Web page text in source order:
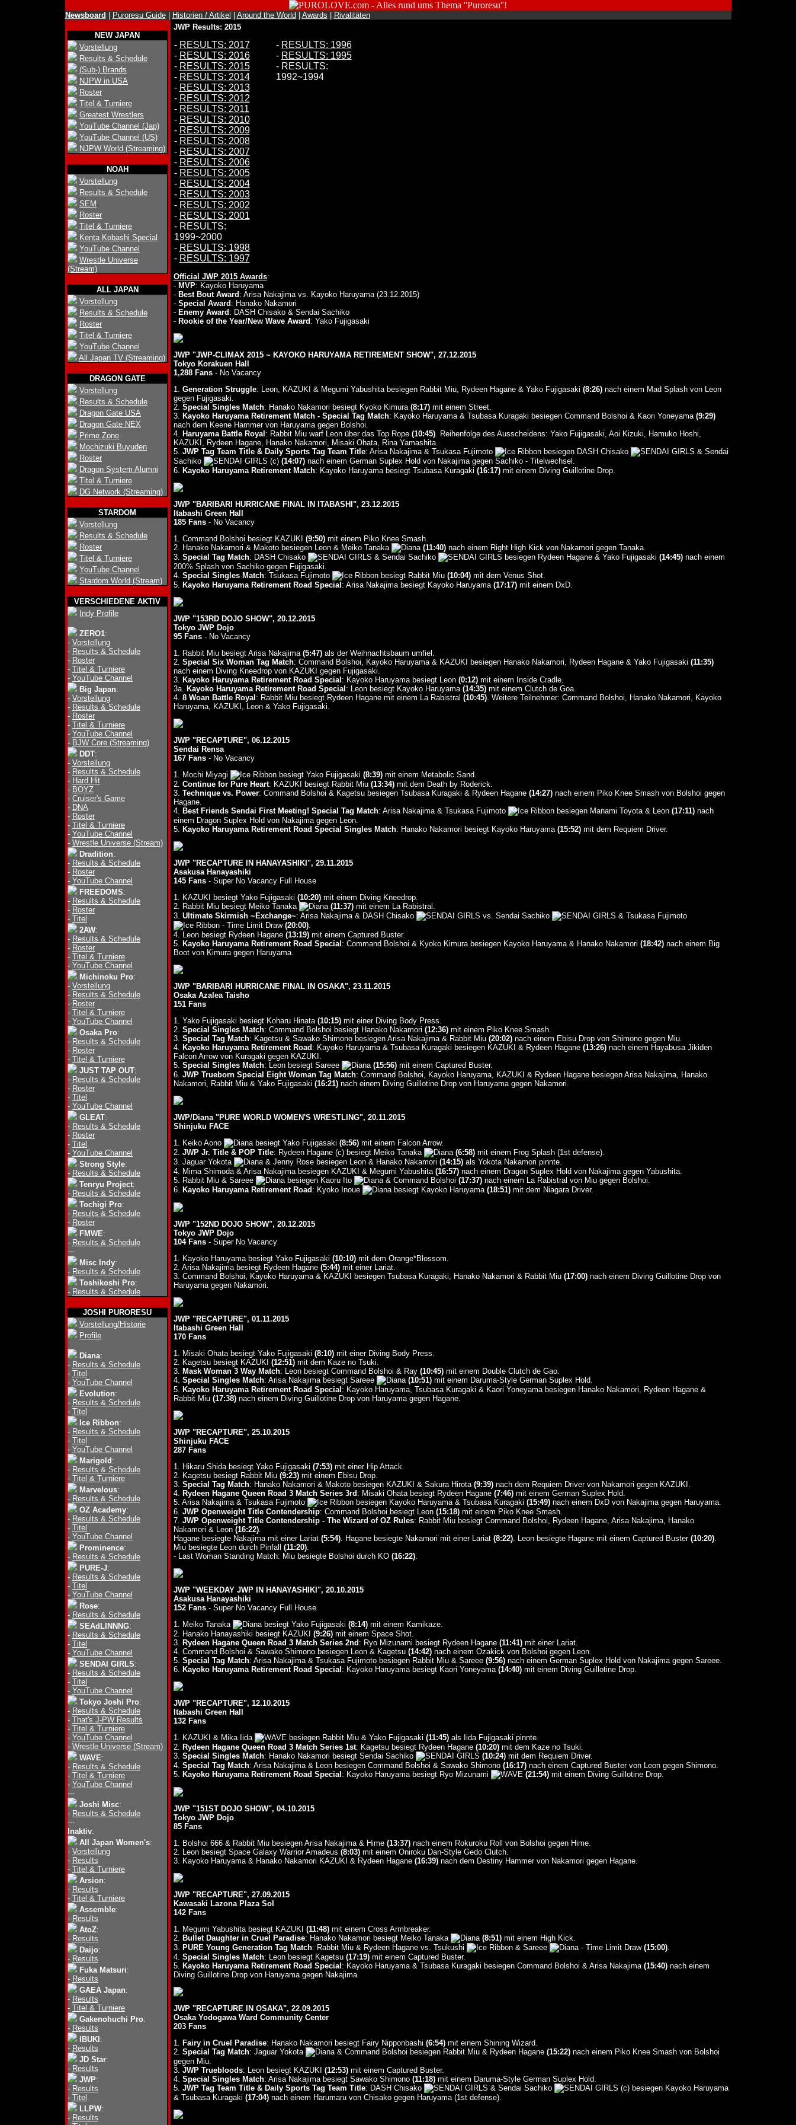
Newsboard Puroresu Guide| Historien / Artikel Around the World Awards Rivalitäten
NEW JAPAN
Vorstellung
Results & Schedule
(Sub-) Brands
NJPW in USA
Roster
Titel & Turniere
Greatest Wrestlers
YouTube Channel (Jap)
YouTube Channel (US)
NJPW World (Streaming)
NOAH
Vorstellung
Results & Schedule
SEM
Roster
Titel & Turniere
Kenta Kobashi Special
YouTube Channel
Wrestle Universe
(Stream)
ALL JAPAN
Vorstellung
Results & Schedule
Roster
Titel & Turniere
YouTube Channel
All Japan TV (Streaming)
DRAGON GATE
Vorstellung
Results & Schedule
Dragon Gate USA
Dragon Gate NEX
Prime Zone
Mochizuki Buyuden
Roster
Dragon System Alumni
Titel & Turniere
DG Network (Streaming)
STARDOM
Vorstellung
Results & Schedule
Roster
Titel & Turniere
YouTube Channel
Stardom World (Stream)
VERSCHIEDENE AKTIV
Indy Profile
ZERO1:
- Vorstellung
- Results & Schedule
- Roster
- Titel & Turniere
- YouTube Channel
Big Japan:
- Vorstellung
- Results & Schedule
- Roster
- Titel & Turniere
- YouTube Channel
- BJW Core (Streaming)
DDT:
- Vorstellung
- Results & Schedule
- Hard Hit
- BOYZ
- Cruiser's Game
- DNA
- Roster
- Titel & Turniere
- YouTube Channel
- Wrestle Universe (Stream)
Dradition:
- Results & Schedule
- Roster
- YouTube Channel
FREEDOMS:
- Results & Schedule
- Roster
- Titel
2AW:
- Results & Schedule
- Roster
- Titel & Turniere
- YouTube Channel
Michinoku Pro:
- Vorstellung
- Results & Schedule
- Roster
- Titel & Turniere
- YouTube Channel
Osaka Pro:
- Results & Schedule
- Roster
- Titel & Turniere
JUST TAP OUT:
- Results & Schedule
- Roster
- Titel
- YouTube Channel
GLEAT:
- Results & Schedule
- Roster
- Titel
- YouTube Channel
Strong Style:
- Results & Schedule
Tenryu Project:
- Results & Schedule
Tochigi Pro:
- Results & Schedule
- Roster
FMWE:
- Results & Schedule
---
Misc Indy:
- Results & Schedule
Toshikoshi Pro:
- Results & Schedule
JOSHI PURORESU
Vorstellung/Historie
Profile
Diana:
- Results & Schedule
- Titel
- YouTube Channel
Evolution:
- Results & Schedule
- Titel
Ice Ribbon:
- Results & Schedule
- Titel
- YouTube Channel
Marigold :
- Results & Schedule
- Titel & Turniere
Marvelous:
- Results & Schedule
OZ Academy:
- Results & Schedule
- Titel
- YouTube Channel
Prominence:
- Results & Schedule
PURE-J:
- Results & Schedule
- Titel
- YouTube Channel
Rose:
- Results & Schedule
SEAdLINNNG:
- Results & Schedule
- Titel
- YouTube Channel
SENDAI GIRLS:
- Results & Schedule
- Titel
- YouTube Channel
Tokyo Joshi Pro:
- Results & Schedule
- That's J-PW Results
- Titel & Turniere
- YouTube Channel
- Wrestle Universe (Stream)
WAVE:
- Results & Schedule
- Titel & Turniere
- YouTube Channel
---
Joshi Misc:
- Results & Schedule
---
Inaktiv:
All Japan Women's:
- Vorstellung
- Results
- Titel & Turniere
Arsion:
- Results
- Titel & Turniere
Assemble:
- Results
AtoZ:
- Results
Daijo:
- Results
Fuka Matsuri:
- Results
GAEA Japan:
- Results
- Titel & Turniere
Gakenohuchi Pro:
- Results
IBUKI :
- Results
JD Star:
- Results
JWP:
- Results
- Titel
LLPW:
- Results
JWP Results: 2015
- RESULTS: 2017
- RESULTS: 2016
- RESULTS: 2015
- RESULTS: 2014
- RESULTS: 2013
- RESULTS: 2012
- RESULTS: 2011
- RESULTS: 2010
- RESULTS: 2009
- RESULTS: 2008
- RESULTS: 2007
- RESULTS: 2006
- RESULTS: 2005
- RESULTS: 2004
- RESULTS: 2003
- RESULTS: 2002
- RESULTS: 2001
- RESULTS:
1999~2000
- RESULTS: 1998
- RESULTS: 1997
- RESULTS: 1996
- RESULTS: 1995
- RESULTS:
1992~1994
Official JWP 2015 Awards:
- MVP: Kayoko Haruyama
- Best Bout Award : Arisa Nakajima vs. Kayoko Haruyama (23.12.2015)
- Special Award : Hanako Nakamori
- Enemy Award : DASH Chisako & Sendai Sachiko
- Rookie of the Year/New Wave Award : Yako Fujigasaki
JWP "JWP-CLIMAX 2015 ~ KAYOKO HARUYAMA RETIREMENT SHOW", 27.12.2015
Tokyo Korakuen Hall
1,288 Fans- No Vacancy
1. Generation Struggle: Leon, KAZUKI & Megumi Yabushita besiegen Rabbit Miu, Rydeen Hagane & Yako Fujigasaki (8:26)nach einem Mad Splash von Leon
gegen Fujigasaki.
2. Special Singles Match: Hanako Nakamori besiegt Kyoko Kimura (8:17)mit einem Street.
3. Kayoko Haruyama Retirement Match - Special Tag Match: Kayoko Haruyama & Tsubasa Kuragaki besiegen Command Bolshoi & Kaori Yoneyama (9:29)
nach dem Keene Hammer von Haruyama gegen Bolshoi.
4. Haruyama Battle Royal : Rabbit Miu warf Leon über das Top Rope (10:45). Reihenfolge des Ausscheidens: Yako Fujigasaki, Aoi Kizuki, Hamuko Hoshi,
KAZUKI, Rydeen Hagane, Hanako Nakamori, Misaki Ohata, Rina Yamashita.
5. JWP Tag Team Title & Daily Sports Tag Team Title: Arisa Nakajima & Tsukasa Fujimoto besiegen DASH Chisako
& Sendai
Sachiko
(c) (14:07)nach einem German Suplex Hold von Nakajima gegen Sachiko - Titelwechsel.
6. Kayoko Haruyama Retirement Match: Kayoko Haruyama besiegt Tsubasa Kuragaki (16:17)mit einem Diving Guillotine Drop.
JWP "BARIBARI HURRICANE FINAL IN ITABASHI", 23.12.2015
Itabashi Green Hall
185 Fans- No Vacancy
1. Command Bolshoi besiegt KAZUKI (9:50)mit einem Piko Knee Smash.
2. Hanako Nakamori & Makoto besiegen Leon & Meiko Tanaka
(11:40)nach einem Right High Kick von Nakamori gegen Tanaka.
3. Special Tag Match: DASH Chisako & Sendai Sachiko besiegen Rydeen Hagane & Yako Fujigasaki (14:45)nach einem
200% Splash von Sachiko gegen Fujigasaki.
4. Special Singles Match: Tsukasa Fujimoto besiegt Rabbit Miu (10:04)mit dem Venus Shot.
5. Kayoko Haruyama Retirement Road Special : Arisa Nakajima besiegt Kayoko Haruyama (17:17)mit einem DxD.
JWP "153RD DOJO SHOW", 20.12.2015
Tokyo JWP Dojo
95 Fans- No Vacancy
1. Rabbit Miu besiegt Arisa Nakajima (5:47)als der Weihnachtsbaum umfiel.
2. Special Six Woman Tag Match: Command Bolshoi, Kayoko Haruyama & KAZUKI besiegen Hanako Nakamori, Rydeen Hagane & Yako Fujigasaki (11:35)
nach einem Diving Kneedrop von KAZUKI gegen Fujigasaki.
3. Kayoko Haruyama Retirement Road Special : Kayoko Haruyama besiegt Leon (0:12)mit einem Inside Cradle.
3a. Kayoko Haruyama Retirement Road Special : Leon besiegt Kayoko Haruyama (14:35)mit einem Clutch de Goa.
4. 8 Woan Battle Royal : Rabbit Miu besiegt Rydeen Hagane mit einem La Rabistral (10:45). Weitere Teilnehmer: Command Bolshoi, Hanako Nakamori, Kayoko
Haruyama, KAZUKI, Leon & Yako Fujigasaki.
JWP "RECAPTURE", 06.12.2015
Sendai Rensa
167 Fans- No Vacancy
1. Mochi Miyagi
besiegt Yako Fujigasaki (8:39)mit einem Metabolic Sand.
2. Continue for Pure Heart: KAZUKI besiegt Rabbit Miu (13:34)mit dem Death by Roderick.
3. Technique vs. Power: Command Bolshoi & Kagetsu besiegen Tsubasa Kuragaki & Rydeen Hagane (14:27)nach einem Piko Knee Smash von Bolshoi gegen
Hagane.
4. Best Friends Sendai First Meeting! Special Tag Match: Arisa Nakajima & Tsukasa Fujimoto besiegen Manami Toyota & Leon (17:11)nach
einem Dragon Suplex Hold von Nakajima gegen Leon.
5. Kayoko Haruyama Retirement Road Special Singles Match: Hanako Nakamori besiegt Kayoko Haruyama (15:52)mit dem Requiem Driver.
JWP "RECAPTURE IN HANAYASHIKI", 29.11.2015
Asakusa Hanayashiki
145 Fans- Super No Vacancy Full House
1. KAZUKI besiegt Yako Fujigasaki (10:20)mit einem Diving Kneedrop.
2. Rabbit Miu besiegt Meiko Tanaka
(11:37)mit einem La Rabistral.
3. Ultimate Skirmish ~Exchange~: Arisa Nakajima & DASH Chisako vs. Sendai Sachiko
& Tsukasa Fujimoto
- Time Limit Draw (20:00).
4. Leon besiegt Rydeen Hagane (13:19)mit einem Captured Buster.
5. Kayoko Haruyama Retirement Road Special : Command Bolshoi & Kyoko Kimura besiegen Kayoko Haruyama & Hanako Nakamori (18:42)nach einem Big
Boot von Kimura gegen Haruyama.
JWP "BARIBARI HURRICANE FINAL IN OSAKA", 23.11.2015
Osaka Azalea Taisho
151 Fans
1. Yako Fujigasaki besiegt Koharu Hinata (10:15)mit einer Diving Body Press.
2. Special Singles Match: Command Bolshoi besiegt Hanako Nakamori (12:36)mit einem Piko Knee Smash.
3. Special Tag Match: Kagetsu & Sawako Shimono besiegen Arisa Nakajima & Rabbit Miu (20:02)nach einem Ebisu Drop von Shimono gegen Miu.
4. Kayoko Haruyama Retirement Road : Kayoko Haruyama & Tsubasa Kuragaki besiegen KAZUKI & Rydeen Hagane (13:26)nach einem Hayabusa Jikiden
Falcon Arrow von Kuragaki gegen KAZUKI.
5. Special Singles Match: Leon besiegt Sareee (15:56)mit einem Captured Buster.
6. JWP Trueborn Special Eight Woman Tag Match: Command Bolshoi, Kayoko Haruyama, KAZUKI & Rydeen Hagane besiegen Arisa Nakajima, Hanako
Nakamori, Rabbit Miu & Yako Fujigasaki (16:21)nach einem Diving Guillotine Drop von Haruyama gegen Nakamori.
JWP/Diana "PURE WORLD WOMEN'S WRESTLING", 20.11.2015
Shinjuku FACE
1. Keiko Aono
besiegt Yako Fujigasaki (8:56)mit einem Falcon Arrow.
2. JWP Jr. Title & POP Title: Rydeen Hagane (c) besiegt Meiko Tanaka (6:58)mit einem Frog Splash (1st defense).
3. Jaguar Yokota
& Jenny Rose besiegen Leon & Hanako Nakamori (14:15)als Yokota Nakamori pinnte.
4. Mima Shimoda & Arisa Nakajima besiegen KAZUKI & Megumi Yabushita (16:57)nach einem Dragon Suplex Hold von Nakajima gegen Yabushita.
5. Rabbit Miu & Sareee
besiegen Kaoru Ito & Command Bolshoi (17:37)nach einem La Rabistral von Miu gegen Bolshoi.
6. Kayoko Haruyama Retirement Road : Kyoko Inoue besiegt Kayoko Haruyama (18:51)mit dem Niagara Driver.
JWP "152ND DOJO SHOW", 20.12.2015
Tokyo JWP Dojo
104 Fans- Super No Vacancy
1. Kayoko Haruyama besiegt Yako Fujigasaki (10:10)mit dem Orange*Blossom.
2. Arisa Nakajima besiegt Rydeen Hagane (5:44)mit einer Lariat.
3. Command Bolshoi, Kayoko Haruyama & KAZUKI besiegen Tsubasa Kuragaki, Hanako Nakamori & Rabbit Miu (17:00)nach einem Diving Guillotine Drop von
Haruyama gegen Nakamori.
JWP "RECAPTURE", 01.11.2015
Itabashi Green Hall
170 Fans
1. Misaki Ohata besiegt Yako Fujigasaki (8:10)mit einer Diving Body Press.
2. Kagetsu besiegt KAZUKI (12:51)mit dem Kaze no Tsuki.
3. Mask Woman 3 Way Match: Leon besiegt Command Bolshoi & Ray (10:45)mit einem Double Clutch de Gao.
4. Special Singles Match: Arisa Nakajima besiegt Sareee (10:51)mit einem Daruma-Style German Suplex Hold.
5. Kayoko Haruyama Retirement Road Special : Kayoko Haruyama, Tsubasa Kuragaki & Kaori Yoneyama besiegen Hanako Nakamori, Rydeen Hagane &
Rabbit Miu (17:38)nach einem Diving Guillotine Drop von Haruyama gegen Hagane.
JWP "RECAPTURE", 25.10.2015
Shinjuku FACE
287 Fans
1. Hikaru Shida besiegt Yako Fujigasaki (7:53)mit einer Hip Attack.
2. Kagetsu besiegt Rabbit Miu (9:23)mit einem Ebisu Drop.
3. Special Tag Match: Hanako Nakamori & Makoto besiegen KAZUKI & Sakura Hirota (9:39)nach dem Requiem Driver von Nakamori gegen KAZUKI.
4. Rydeen Hagane Queen Road 3 Match Series 3rd : Misaki Ohata besiegt Rydeen Hagane (7:46)mit einem German Suplex Hold.
5. Arisa Nakajima & Tsukasa Fujimoto
besiegen Kayoko Haruyama & Tsubasa Kuragaki (15:49)nach einem DxD von Nakajima gegen Haruyama.
6. JWP Openweight Title Contendership: Command Bolshoi besiegt Leon (15:18)mit einem Piko Knee Smash.
7. JWP Openweight Title Contendership - The Wizard of OZ Rules: Rabbit Miu besiegt Command Bolshoi, Rydeen Hagane, Arisa Nakajima, Hanako
Nakamori & Leon (16:22).
Hagane besiegte Nakajima mit einer Lariat (5:54). Hagane besiegte Nakamori mit einer Lariat (8:22). Leon besiegte Hagane mit einem Captured Buster (10:20).
Miu besiegte Leon durch Pinfall (11:20).
- Last Woman Standing Match: Miu besiegte Bolshoi durch KO (16:22).
JWP "WEEKDAY JWP IN HANAYASHIKI", 20.10.2015
Asakusa Hanayashiki
152 Fans- Super No Vacancy Full House
1. Meiko Tanaka
besiegt Yako Fujigasaki (8:14)mit einem Kamikaze.
2. Hanako Hanayashiki besiegt KAZUKI (9:26)mit einem Space Shot.
3. Rydeen Hagane Queen Road 3 Match Series 2nd : Ryo Mizunami besiegt Rydeen Hagane (11:41)mit einer Lariat.
4. Command Bolshoi & Sawako Shimono besiegen Leon & Kagetsu (14:42)nach einem Ozakick von Bolshoi gegen Leon.
5. Special Tag Match: Arisa Nakajima & Tsukasa Fujimoto besiegen Rabbit Miu & Sareee (9:56)nach einem German Suplex Hold von Nakajima gegen Sareee.
6. Kayoko Haruyama Retirement Road Special : Kayoko Haruyama besiegt Kaori Yoneyama (14:40)mit einem Diving Guillotine Drop.
JWP "RECAPTURE", 12.10.2015
Itabashi Green Hall
132 Fans
1. KAZUKI & Mika Iida
besiegen Rabbit Miu & Yako Fujigasaki (11:45)als Iida Fujigasaki pinnte.
2. Rydeen Hagane Queen Road 3 Match Series 1st: Kagetsu besiegt Rydeen Hagane (10:20)mit dem Kaze no Tsuki.
3. Special Singles Match: Hanako Nakamori besiegt Sendai Sachiko (10:24)mit dem Requiem Driver.
4. Special Tag Match: Arisa Nakajima & Leon besiegen Command Bolshoi & Sawako Shimono (16:17)nach einem Captured Buster von Leon gegen Shimono.
5. Kayoko Haruyama Retirement Road Special : Kayoko Haruyama besiegt Ryo Mizunami (21:54)mit einem Diving Guillotine Drop.
JWP "151ST DOJO SHOW", 04.10.2015
Tokyo JWP Dojo
85 Fans
1. Bolshoi 666 & Rabbit Miu besiegen Arisa Nakajima & Hime (13:37)nach einem Rokuroku Roll von Bolshoi gegen Hime.
2. Leon besiegt Space Galaxy Warrior Amadeus (8:03)mit einem Oniroku Dan-Style Gedo Clutch.
3. Kayoko Haruyama & Hanako Nakamori KAZUKI & Rydeen Hagane (16:39)nach dem Destiny Hammer von Nakamori gegen Hagane.
JWP "RECAPTURE", 27.09.2015
Kawasaki Lazona Plaza Sol
142 Fans
1. Megumi Yabushita besiegt KAZUKI (11:48)mit einem Cross Armbreaker.
2. Bullet Daughter in Cruel Paradise: Hanako Nakamori besiegt Meiko Tanaka (8:51)mit einem High Kick.
3. PURE Young Generation Tag Match: Rabbit Miu & Rydeen Hagane vs. Tsukushi & Sareee - Time Limit Draw (15:00).
4. Special Singles Match: Leon besiegt Kagetsu (17:19)mit einem Captured Buster.
5. Kayoko Haruyama Retirement Road Special : Kayoko Haruyama & Tsubasa Kuragaki besiegen Command Bolshoi & Arisa Nakajima (15:40)nach einem
Diving Guillotine Drop von Haruyama gegen Nakajima.
JWP "RECAPTURE IN OSAKA", 22.09.2015
Osaka Yodogawa Ward Community Center
203 Fans
1. Fairy in Cruel Paradise: Hanako Nakamori besiegt Fairy Nipponbashi (6:54)mit einem Shining Wizard.
2. Special Tag Match: Jaguar Yokota & Command Bolshoi besiegen Rabbit Miu & Rydeen Hagane (15:22)nach einem Piko Knee Smash von Bolshoi
gegen Miu.
3. JWP Truebloods: Leon besiegt KAZUKI (12:53)mit einem Captured Buster.
4. Special Singles Match: Arisa Nakajima besiegt Sawako Shimono (11:18)mit einem Daruma-Style German Suplex Hold.
5. JWP Tag Team Title & Daily Sports Tag Team Title: DASH Chisako & Sendai Sachiko
(c) besiegen Kayoko Haruyama
& Tsubasa Kuragaki (17:04)nach einem Harumaru von Chisako gegen Haruyama (1st defense).